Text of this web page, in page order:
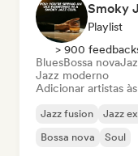
Playlist
> 900
BluesBossa nova
Jazz moderno
Adicionar artistas
Jazz fusion Jazz
Bossa nova
Soul